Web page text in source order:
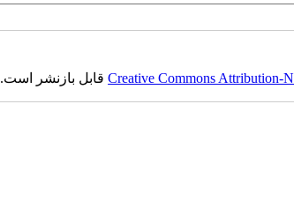
Creative Commons Attribution-قابل بازنشر است.